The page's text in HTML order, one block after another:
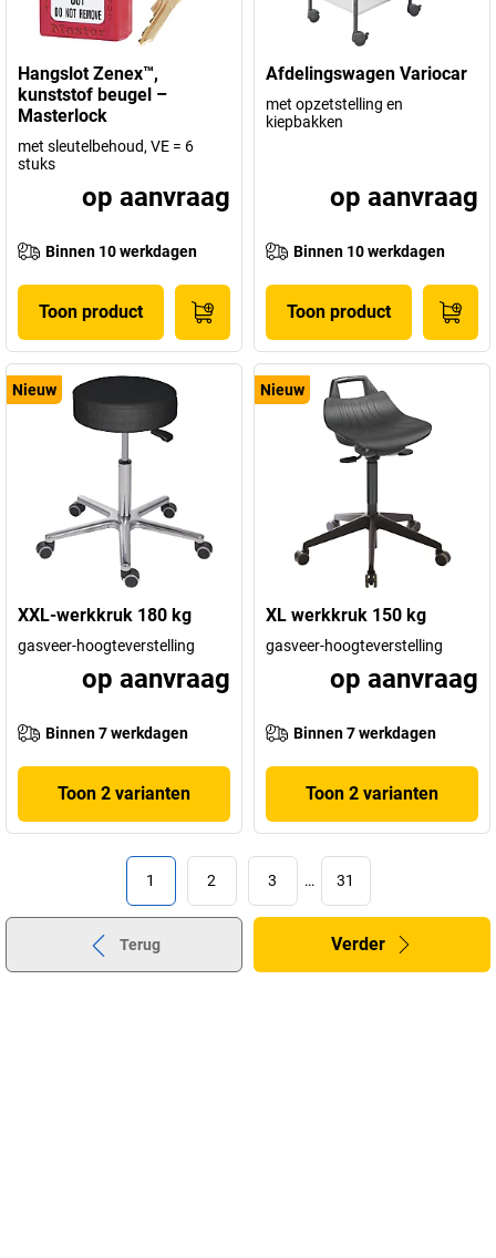
Hangslot Zenex™,
kunststof beugel –
Masterlock
met sleutelbehoud, VE = 6
stuks
op aanvraag
Binnen 10 werkdagen
Toon product
Afdelingswagen Variocar
met opzetstelling en
kiepbakken
op aanvraag
Binnen 10 werkdagen
Toon product
Nieuw
XXL-werkkruk 180 kg
gasveer-hoogteverstelling
op aanvraag
Binnen 7 werkdagen
Toon 2 varianten
Nieuw
XL werkkruk 150 kg
gasveer-hoogteverstelling
op aanvraag
Binnen 7 werkdagen
Toon 2 varianten
1 2 3 … 31
Terug Verder